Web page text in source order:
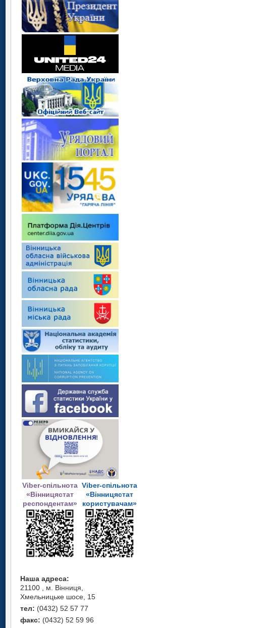
Viber-спільнота
«Вінницястат
респондентам»
Viber-спільнота
«Вінницястат
користувачам»
Наша адреса:
21100 , м. Вінниця,
Хмельницьке шосе, 15
тел: (0432) 52 57 77
факс: (0432) 52 59 96